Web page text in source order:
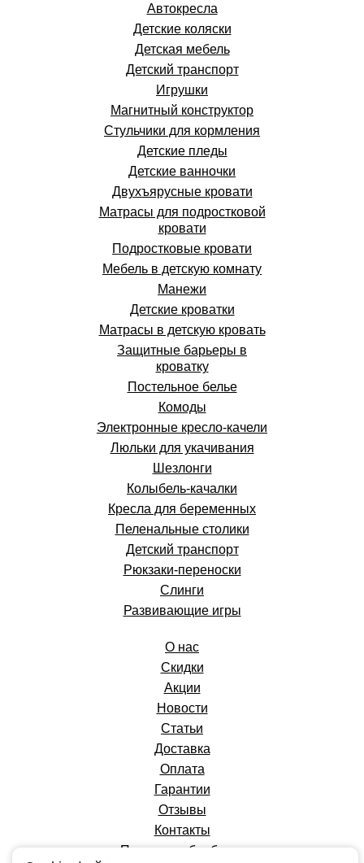
Автокресла
Детские коляски
Детская мебель
Детский транспорт
Игрушки
Магнитный конструктор
Стульчики для кормления
Детские пледы
Детские ванночки
Двухъярусные кровати
Матрасы для подростковой
кровати
Подростковые кровати
Мебель в детскую комнату
Манежи
Детские кроватки
Матрасы в детскую кровать
Защитные барьеры в
кроватку
Постельное белье
Комоды
Электронные кресло-качели
Люльки для укачивания
Шезлонги
Колыбель-качалки
Кресла для беременных
Пеленальные столики
Детский транспорт
Рюкзаки-переноски
Слинги
Развивающие игры
О нас
Скидки
Акции
Новости
Статьи
Доставка
Оплата
Гарантии
Отзывы
Контакты
Политика обработки